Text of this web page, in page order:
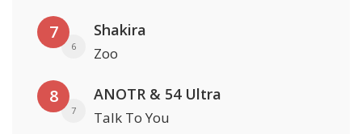
7
6
Shakira
Zoo
8
7
ANOTR & 54 Ultra
Talk To You